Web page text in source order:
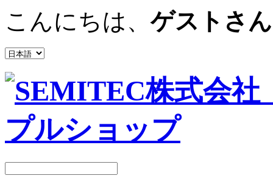
こんにちは、ゲストさん